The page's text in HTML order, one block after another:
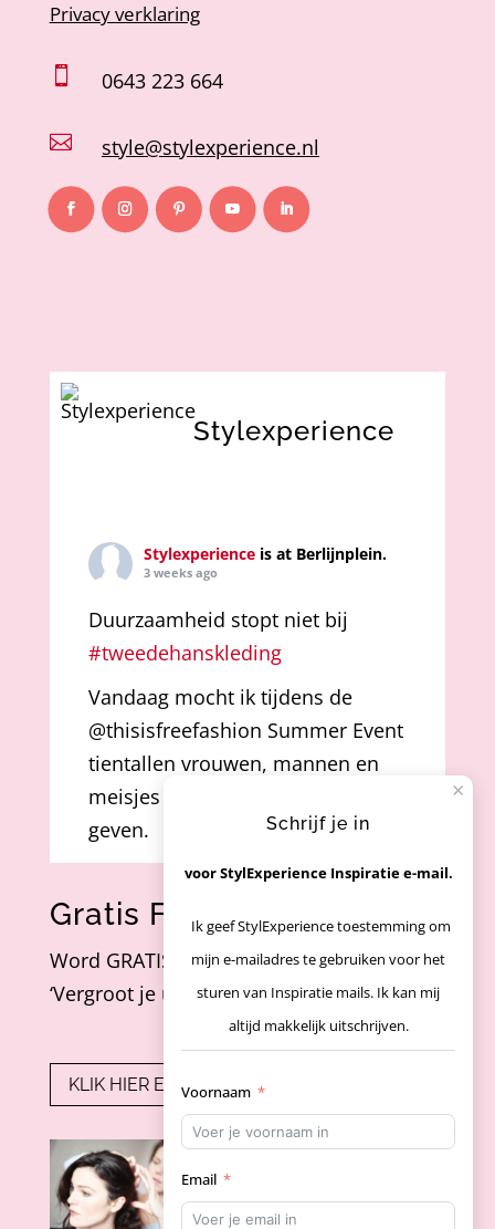
Privacy verklaring
 0643 223 664
 style@stylexperience.nl
Stylexperience
Stylexperience is at Berlijnplein.
3 weeks ago
Duurzaamheid stopt niet bij
#tweedehanskleding
Vandaag mocht ik tijdens de
@thisisfreefashion Summer Event
tientallen vrouwen, mannen en
meisjes een quick kleurenscan
geven.
Want ook als kleding gratis is,
hoef je niet alles mee naar huis te
Voor mij begint échte
duurzaamheid bij bewust kiezen.
Weten welke kleuren jou laten
stralen, zodat je alleen kleding
kiest die je met plezier draagt....
See More
Video
Gratis Facebookgroep
Word GRATIS lid van mijn Facebook groep
‘Vergroot je uitstraling’
KLIK HIER EN WORD LID
×
Schrijf je in
voor StylExperience Inspiratie e-mail.
Ik geef StylExperience toestemming om
mijn e-mailadres te gebruiken voor het
sturen van Inspiratie mails. Ik kan mij
altijd makkelijk uitschrijven.
Voornaam
Email